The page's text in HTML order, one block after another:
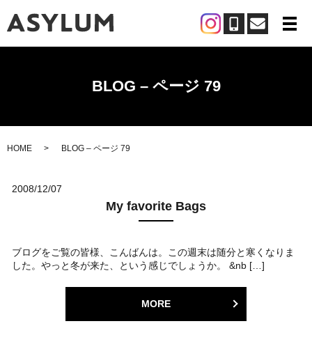
メ
BLOG – ページ 79
HOME BLOG – ページ 79
2008/12/07
My favorite Bags
ブログをご覧の皆様、こんばんは。この週末は随分と寒くなりま
した。やっと冬が来た、という感じでしょうか。 &nb […]
MORE